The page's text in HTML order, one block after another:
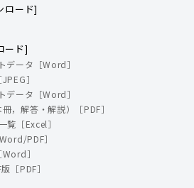
ロード]
ード]
データ［Word］
］
データ［Word］
，解答・解説）［PDF］
［Excel］
PDF］
］
［PDF］